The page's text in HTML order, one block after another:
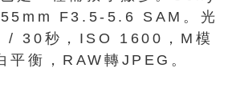
F3.5-5.6 SAM。光
/ 30秒，ISO 1600，M模
平衡，RAW轉JPEG。